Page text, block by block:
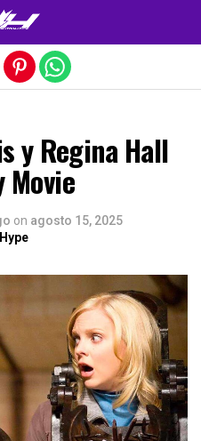
y Regina Hall
Movie
on agosto 15, 2025
móvil